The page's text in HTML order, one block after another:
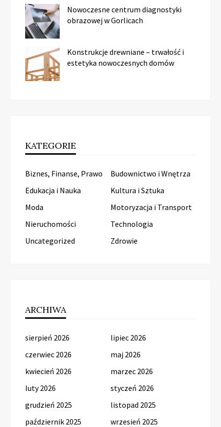
Nowoczesne centrum diagnostyki
obrazowej w Gorlicach
Konstrukcje drewniane – trwałość i
estetyka nowoczesnych domów
KATEGORIE
Biznes, Finanse, Prawo
Budownictwo i Wnętrza
Edukacja i Nauka
Kultura i Sztuka
Moda
Motoryzacja i Transport
Nieruchomości
Technologia
Uncategorized
Zdrowie
ARCHIWA
sierpień 2026
lipiec 2026
czerwiec 2026
maj 2026
kwiecień 2026
marzec 2026
luty 2026
styczeń 2026
grudzień 2025
listopad 2025
październik 2025
wrzesień 2025